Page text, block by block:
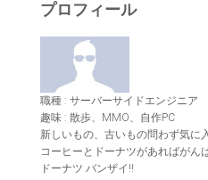
プロフィール
職種 : サーバーサイドエンジニア
趣味 : 散歩、MMO、自作PC
新しいもの、古いもの問わず気に
コーヒーとドーナツがあればがん
ドーナツ バンザイ!!